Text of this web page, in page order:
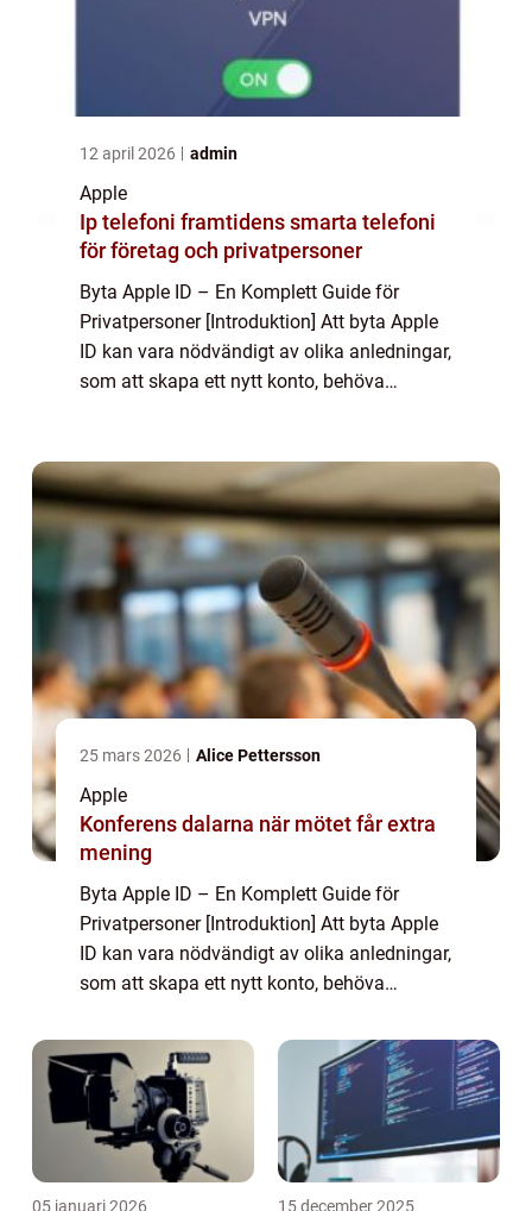
12 april 2026 admin
Apple
Ip telefoni framtidens smarta telefoni
för företag och privatpersoner
Byta Apple ID – En Komplett Guide för
Privatpersoner [Introduktion] Att byta Apple
ID kan vara nödvändigt av olika anledningar,
som att skapa ett nytt konto, behöva
25 mars 2026 Alice Pettersson
Apple
Konferens dalarna när mötet får extra
mening
Byta Apple ID – En Komplett Guide för
Privatpersoner [Introduktion] Att byta Apple
ID kan vara nödvändigt av olika anledningar,
som att skapa ett nytt konto, behöva
en annan e-postadress. I den här art...
05 januari 2026 15 december 2025